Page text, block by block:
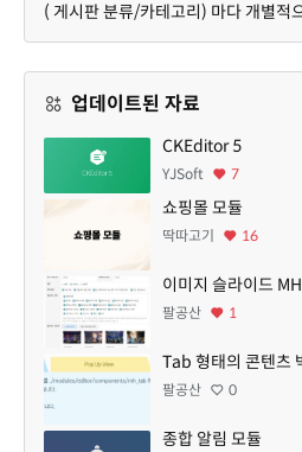
업데이트된 자료
CKEditor 5
YJSoft 7
쇼핑몰 모듈
딱따고기 16
이미지 슬라이드
팔공산 1
Tab 형태의 콘텐츠
팔공산 0
종합 알림 모듈